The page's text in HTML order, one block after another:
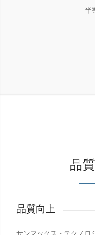
半
品
品質向上
サンマックス・テクノロ